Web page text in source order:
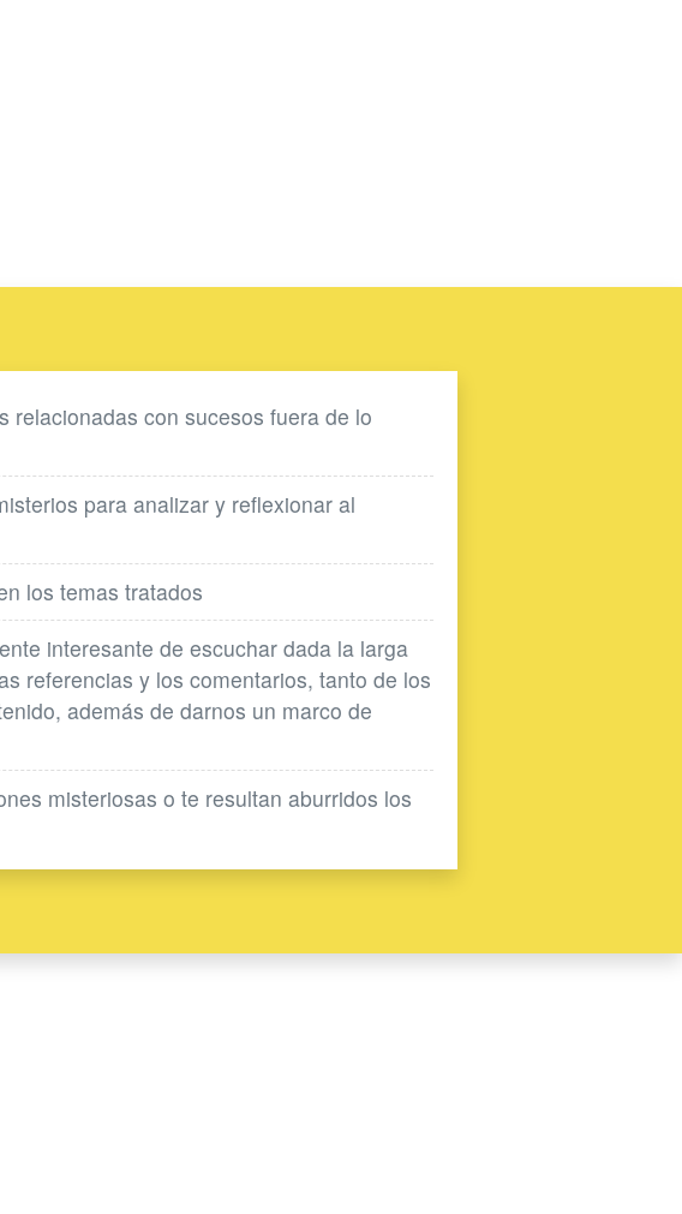
relacionadas con sucesos fuera de lo
para analizar y reflexionar al
los temas tratados
interesante de escuchar dada la larga
referencias y los comentarios, tanto de los
además de darnos un marco de
misteriosas o te resultan aburridos los